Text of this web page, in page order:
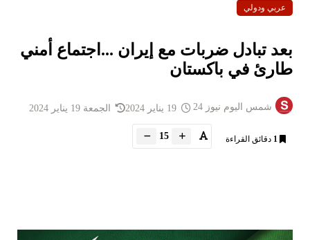
عربي ودولي
بعد تبادل ضربات مع إيران ...اجتماع أمني
طارئ في باكستان
شمس اليوم نيوز 24 الجمعة 19 يناير 2024
1 دقائق القراءة 15